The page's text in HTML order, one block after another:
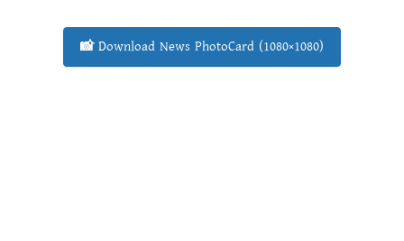
📸 Download News PhotoCard (1080×1080)